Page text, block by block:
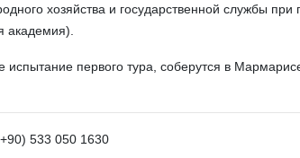
хозяйства и государственной службы
академия).
первого тура, соберутся в
533 050 1630